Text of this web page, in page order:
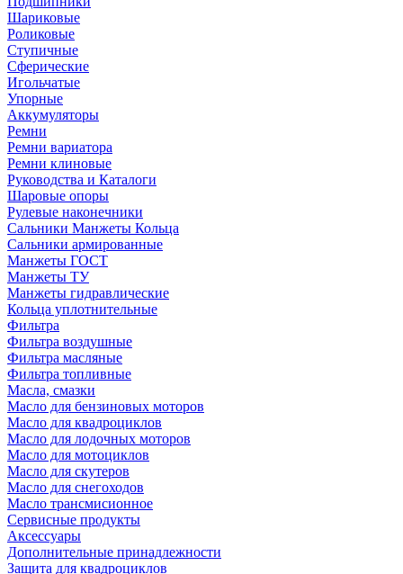
Шариковые
Роликовые
Ступичные
Сферические
Игольчатые
Упорные
Аккумуляторы
Ремни
Ремни вариатора
Ремни клиновые
Руководства и Каталоги
Шаровые опоры
Рулевые наконечники
Сальники Манжеты Кольца
Сальники армированные
Манжеты ГОСТ
Манжеты ТУ
Манжеты гидравлические
Кольца уплотнительные
Фильтра
Фильтра воздушные
Фильтра масляные
Фильтра топливные
Масла, смазки
Масло для бензиновых моторов
Масло для квадроциклов
Масло для лодочных моторов
Масло для мотоциклов
Масло для скутеров
Масло для снегоходов
Масло трансмисионное
Сервисные продукты
Аксессуары
Дополнительные принадлежности
Защита для квадроциклов